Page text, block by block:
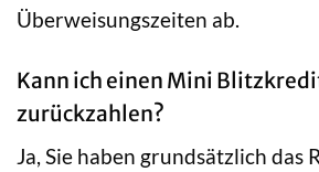
Überweisungszeiten ab.
Kann ich einen Mini
zurückzahlen?
Ja, Sie haben grundsätzlich das